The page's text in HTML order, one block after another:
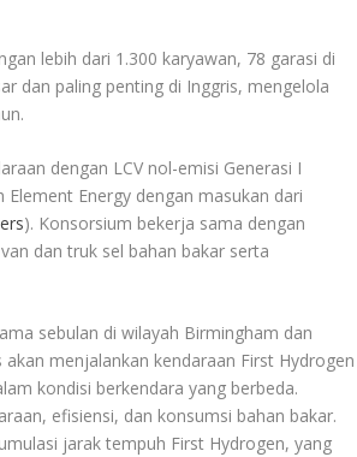
lebih dari 1.300 karyawan, 78 garasi di
dan paling penting di Inggris, mengelola
dengan LCV nol-emisi Generasi I
Energy dengan masukan dari
). Konsorsium bekerja sama dengan
dan truk sel bahan bakar serta
sebulan di wilayah Birmingham dan
menjalankan kendaraan First Hydrogen
kondisi berkendara yang berbeda.
efisiensi, dan konsumsi bahan bakar.
jarak tempuh First Hydrogen, yang